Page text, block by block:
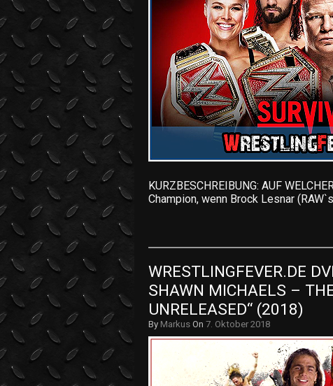
KURZBESCHREIBUNG: AUF
Champion, wenn Brock Lesnar
WRESTLINGFEVER.DE
SHAWN MICHAELS –
UNRELEASED“ (2018)
By Markus On 7. Oktober 2018